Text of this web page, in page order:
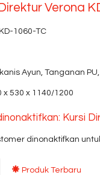
Verona
1060-TC
Ayun, Tanganan
x 530 x 1140/1200
Kursi
dinonaktifkan
Produk Terbaru